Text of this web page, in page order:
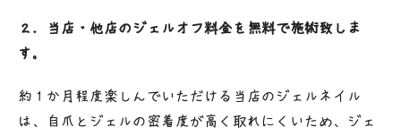
２．当店・他店のジェルオフ料金を無料で施術致しま
す。
約１か月程度楽しんでいただける当店のジェルネイル
は、自爪とジェルの密着度が高く取れにくいため、ジェ